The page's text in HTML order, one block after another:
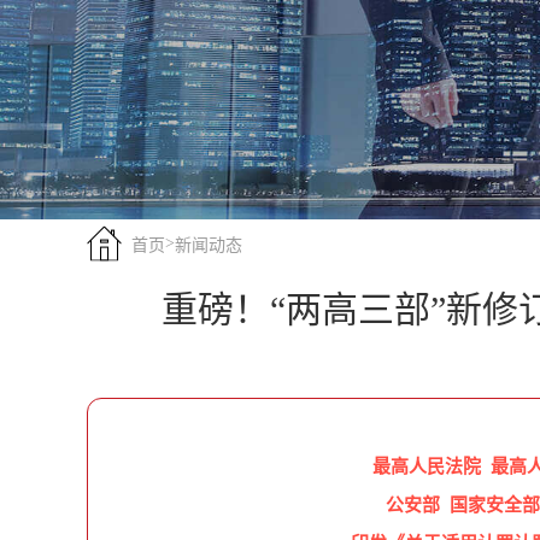
首页 >新闻动态
重磅！“两高三部”新修
最高人民法院 最高
公安部 国家安全